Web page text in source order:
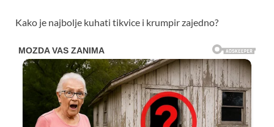
Kako je najbolje kuhati tikvice i krumpir zajedno?